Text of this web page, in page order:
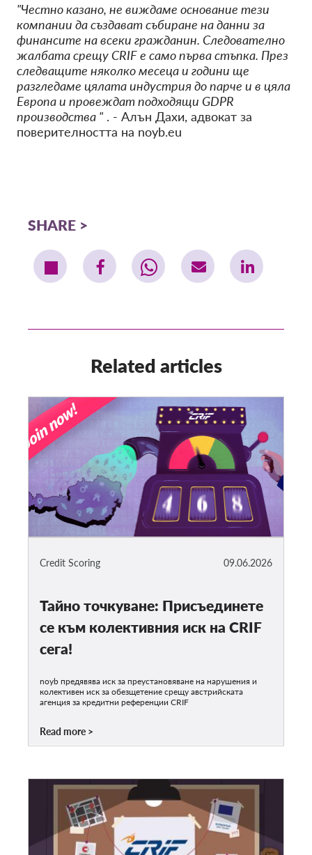
"Честно казано, не виждаме основание тези
компании да създават събиране на данни за
финансите на всеки гражданин. Следователно
жалбата срещу CRIF е само първа стъпка. През
следващите няколко месеца и години ще
разгледаме цялата индустрия до парче и в цяла
Европа и провеждат подходящи GDPR
производства " . - Алън Дахи, адвокат за
поверителността на noyb.eu
SHARE
Related articles
09.06.2026
Credit Scoring
Тайно точкуване: Присъединете
се към колективния иск на CRIF
сега!
noyb предявява иск за преустановяване на нарушения и
колективен иск за обезщетение срещу австрийската
агенция за кредитни референции CRIF
Read more